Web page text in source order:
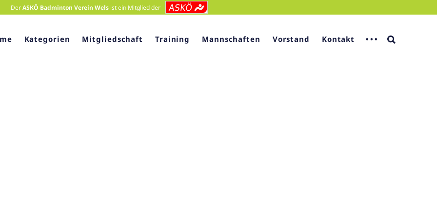
DerASKÖ Badminton Verein Wels ist ein Mitglied der
Kategorien Mitgliedschaft Training Mannschaften Vorstand Kontakt